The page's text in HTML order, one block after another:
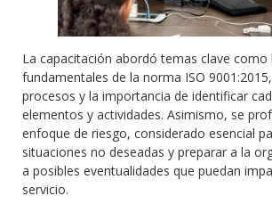
La capacitación abordó temas clave como
fundamentales de la norma ISO
procesos y la importancia de identificar
elementos y actividades. Asimismo, se
enfoque de riesgo, considerado esencial
situaciones no deseadas y preparar a la
a posibles eventualidades que puedan
servicio.